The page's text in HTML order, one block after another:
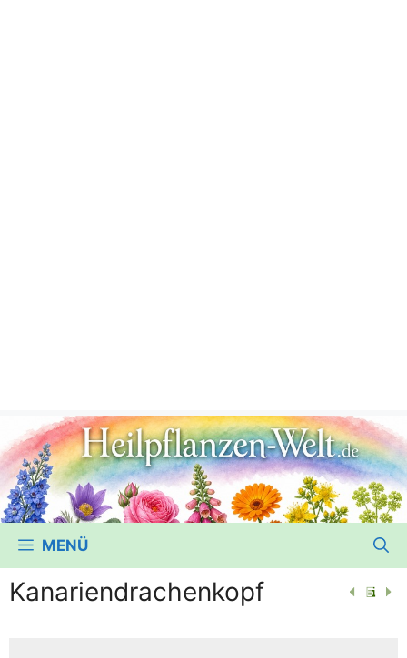
MENÜ
Kanariendrachenkopf